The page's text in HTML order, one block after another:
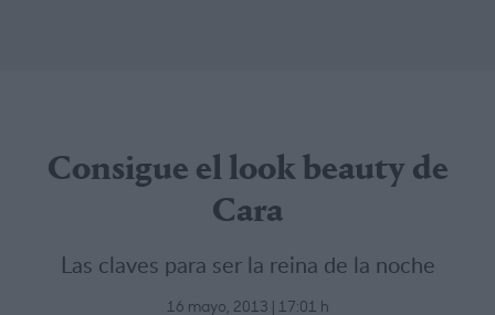
Consigue el look beauty de
Cara
Las claves para ser la reina de la noche
16 mayo, 2013 | 17:01 h